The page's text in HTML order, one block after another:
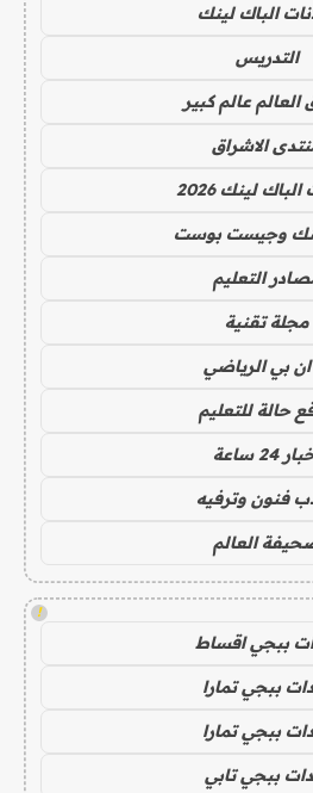
الباك لينك
التدريس
العالم عالم كبير
الاشراق
الباك لينك 2026
وجيست بوست
التعليم
مجلة تقنية
ان بي الرياضي
حالة للتعليم
24 ساعة
فنون وترفيه
العالم
!
ببجي اقساط
ببجي تمارا
ببجي تمارا
ببجي تابي